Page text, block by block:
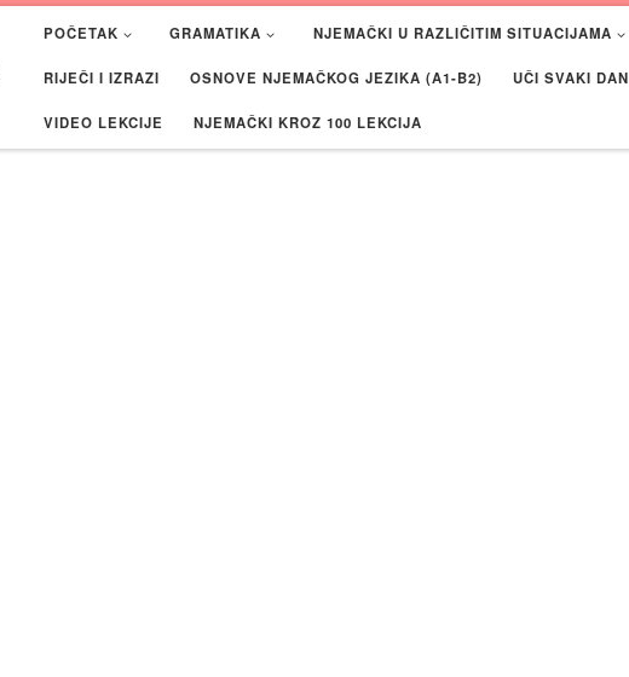
POČETAK GRAMATIKA NJEMAČKI U RAZLIČITIM SITUACIJAMA
RIJEČI I IZRAZI OSNOVE NJEMAČKOG JEZIKA (A1-B2) UČI SVAKI DAN
VIDEO LEKCIJE NJEMAČKI KROZ 100 LEKCIJA